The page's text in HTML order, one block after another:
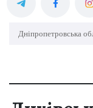
Дніпропетровська